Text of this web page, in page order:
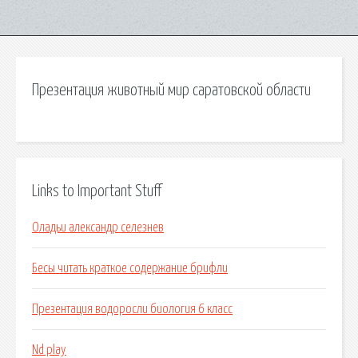
Презентация животный мир саратовской области
Links to Important Stuff
Оладьи александр селезнев
Бесы читать краткое содержание брифли
Презентация водоросли биология 6 класс
Nd play